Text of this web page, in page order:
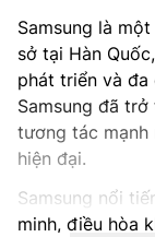
Samsung là
sở tại Hàn
phát triển và đa
Samsung đã
tương tác mạnh
hiện đại.
Samsung nổi
minh, điều hòa